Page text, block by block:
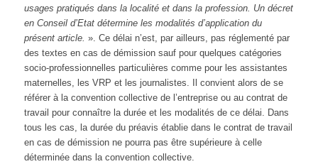
usages pratiqués dans la localité et dans la profession. Un décret
en Conseil d’Etat détermine les modalités d’application du
présent article. ». Ce délai n’est, par ailleurs, pas réglementé par
des textes en cas de démission sauf pour quelques catégories
socio-professionnelles particulières comme pour les assistantes
maternelles, les VRP et les journalistes. Il convient alors de se
référer à la convention collective de l’entreprise ou au contrat de
travail pour connaître la durée et les modalités de ce délai. Dans
tous les cas, la durée du préavis établie dans le contrat de travail
en cas de démission ne pourra pas être supérieure à celle
déterminée dans la convention collective.